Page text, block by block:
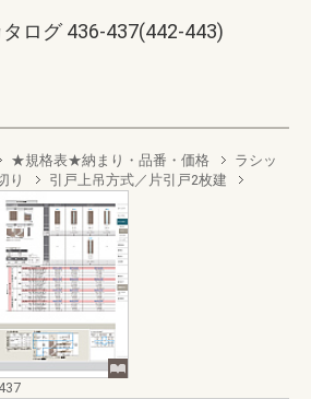
ログ 436-437(442-443)
★規格表★納まり・品番・価格
ラシッ
り
引戸上吊方式／片引戸2枚建
437